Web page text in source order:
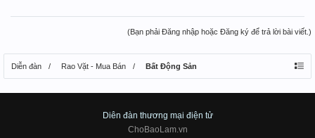
(Bạn phải Đăng nhập hoặc Đăng ký để trả lời bài viết.)
Diễn đàn Rao Vặt - Mua Bán Bất Động Sản
Diên đàn thương mại điện tử
ChoBaoLam.vn